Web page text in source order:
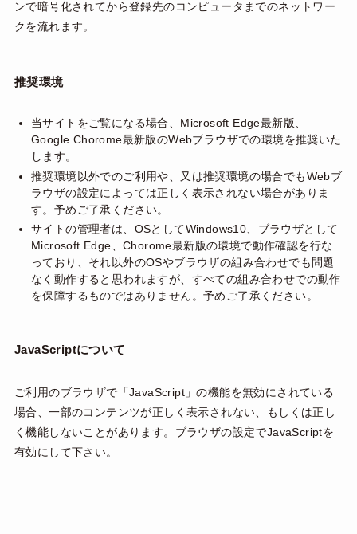
ンで暗号化されてから登録先のコンピュータまでのネットワー
クを流れます。
推奨環境
当サイトをご覧になる場合、Microsoft Edge最新版、
Google Chorome最新版のWebブラウザでの環境を推奨いた
します。
推奨環境以外でのご利用や、又は推奨環境の場合でもWebブ
ラウザの設定によっては正しく表示されない場合がありま
す。予めご了承ください。
サイトの管理者は、OSとしてWindows10、ブラウザとして
Microsoft Edge、Chorome最新版の環境で動作確認を行な
っており、それ以外のOSやブラウザの組み合わせでも問題
なく動作すると思われますが、すべての組み合わせでの動作
を保障するものではありません。予めご了承ください。
JavaScriptについて
ご利用のブラウザで「JavaScript」の機能を無効にされている
場合、一部のコンテンツが正しく表示されない、もしくは正し
く機能しないことがあります。ブラウザの設定でJavaScriptを
有効にして下さい。